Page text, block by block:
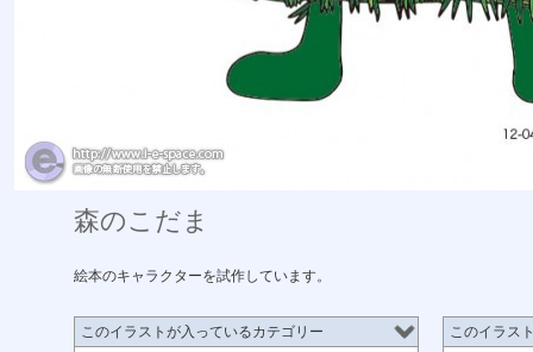
森のこだま
絵本のキャラクターを試作しています。
このイラストが入っているカテゴリー
このイラス